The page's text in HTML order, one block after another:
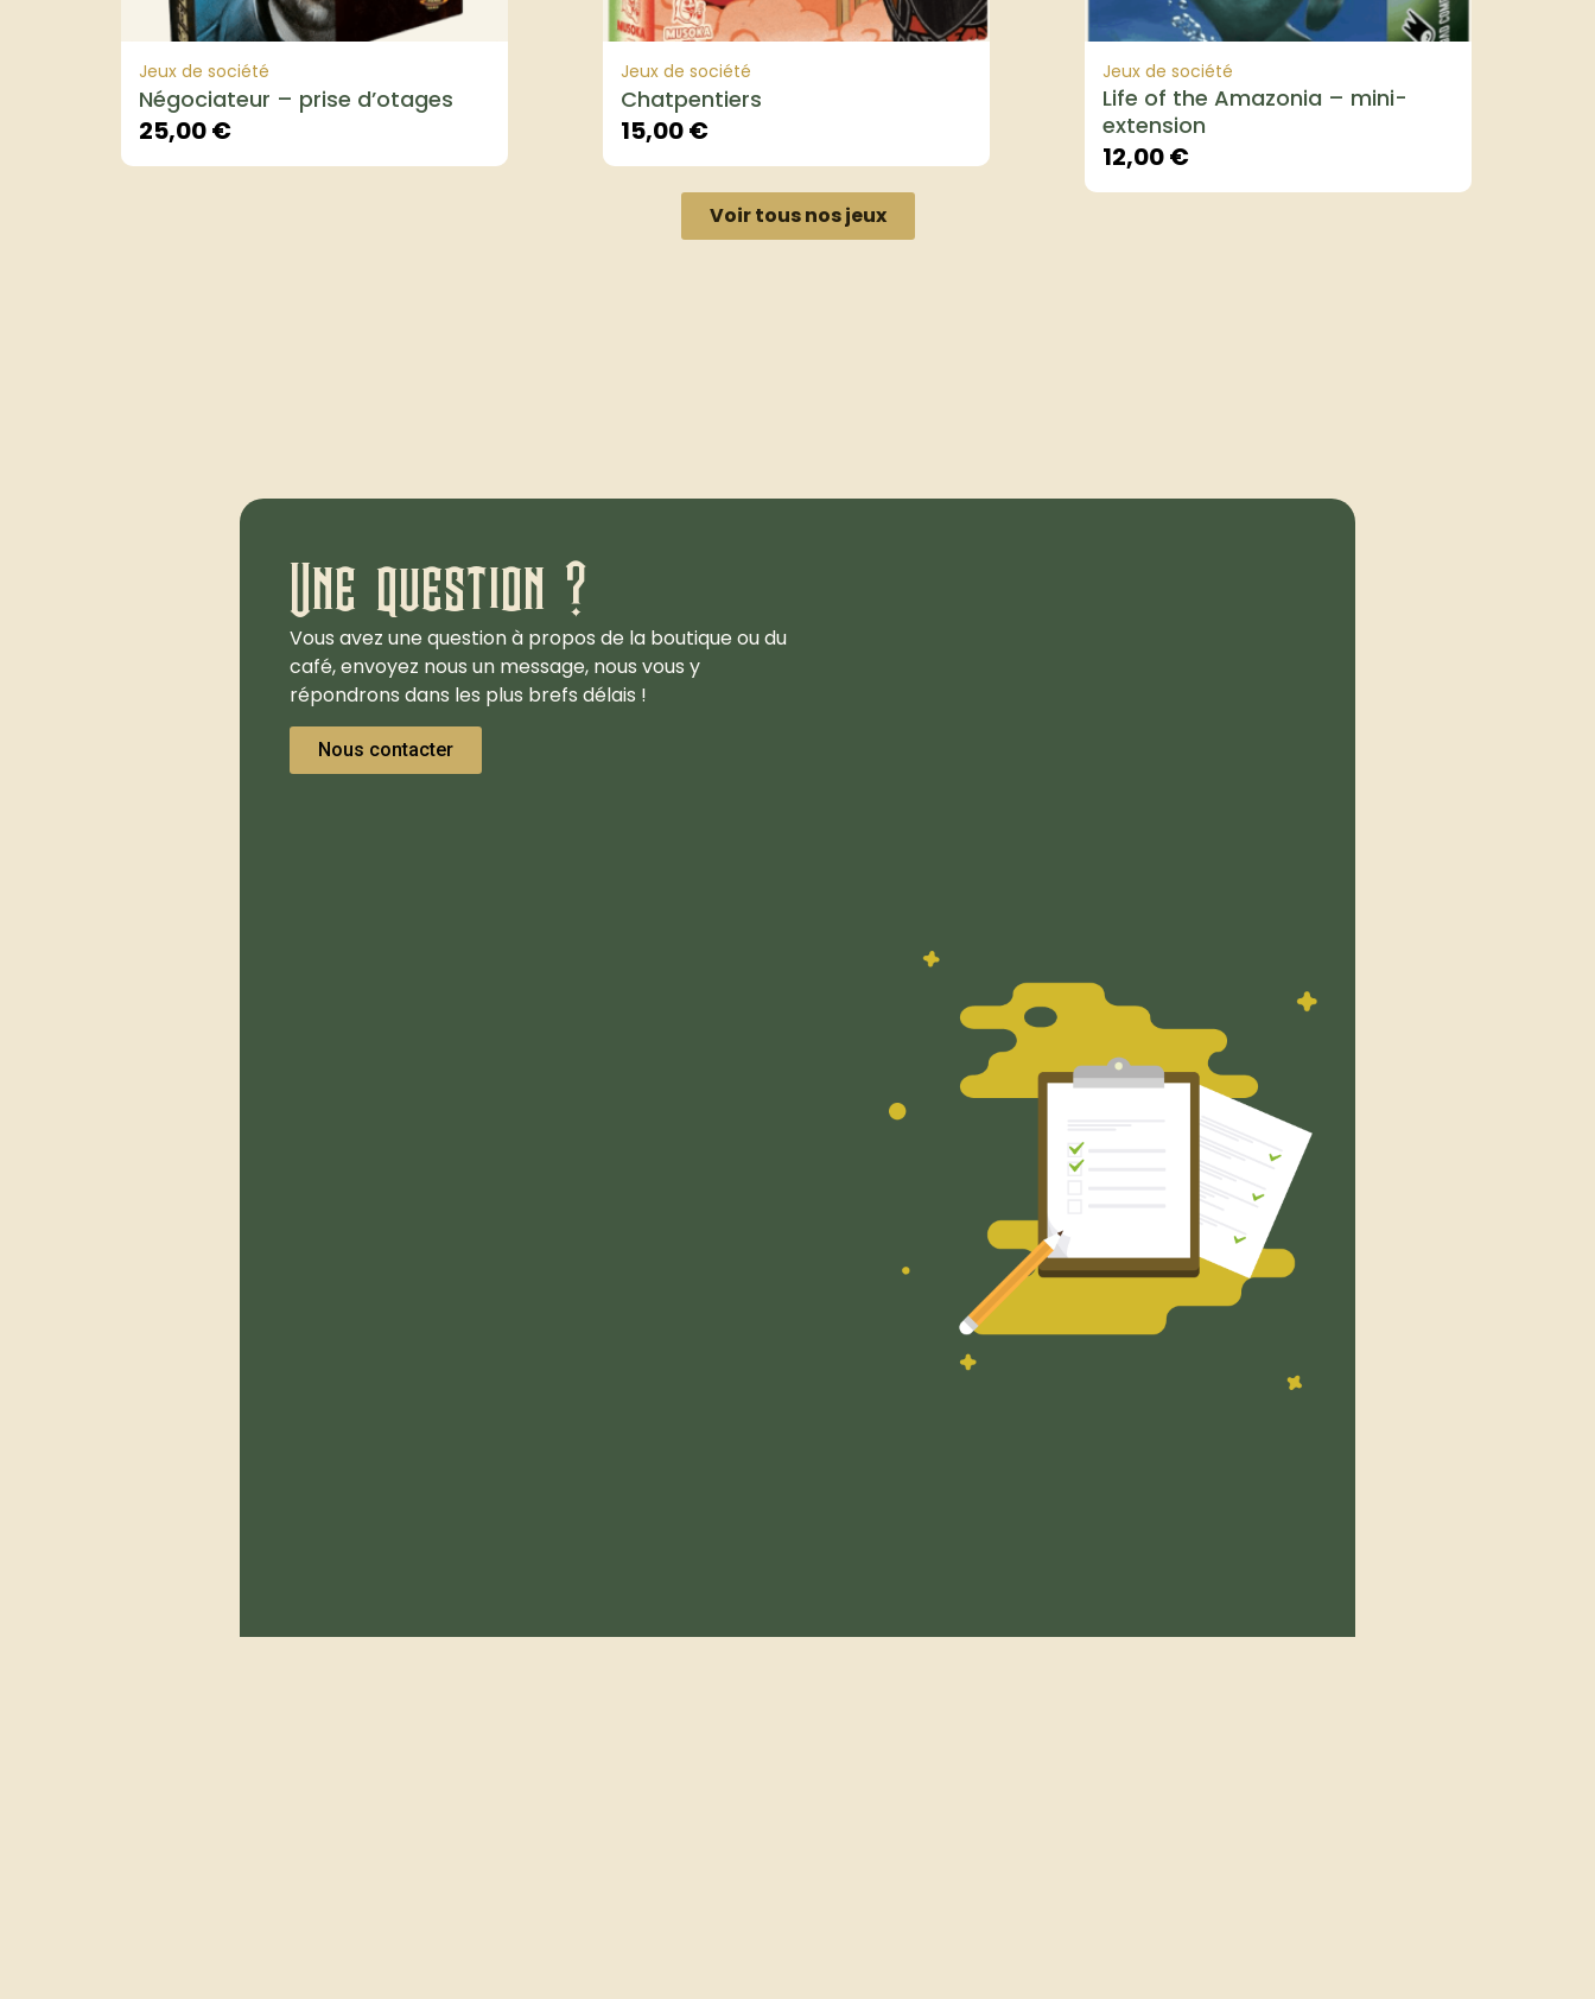
Jeux de société
Négociateur – prise d’otages
25,00€
Jeux de société
Chatpentiers
15,00€
Jeux de société
Life of the Amazonia – mini-
extension
12,00€
Voir tous nos jeux
Une question ?
Vous avez une question à propos de la boutique ou du
café, envoyez nous un message, nous vous y
répondrons dans les plus brefs délais !
Nous contacter